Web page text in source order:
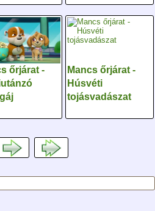
őrjárat -
Mancs őrjárat -
Húsvéti
tojásvadászat